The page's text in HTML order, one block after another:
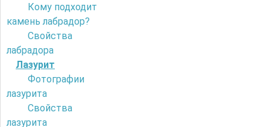
Кому подходит
камень лабрадор?
Свойства
лабрадора
Лазурит
Фотографии
лазурита
Свойства
лазурита